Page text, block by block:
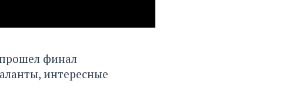
финал
интересные